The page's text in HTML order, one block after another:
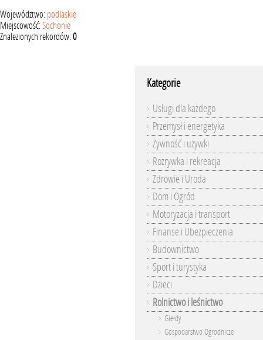
Województwo: podlaskie
Miejscowość:Sochonie
Znalezionych rekordów:0
Kategorie
Usługi dla każdego
Przemysł i energetyka
Żywność i używki
Rozrywka i rekreacja
Zdrowie i Uroda
Dom i Ogród
Motoryzacja i transport
Finanse i Ubezpieczenia
Budownictwo
Sport i turystyka
Dzieci
Rolnictwo i leśnictwo
Giełdy
Gospodarstwo Ogrodnicze